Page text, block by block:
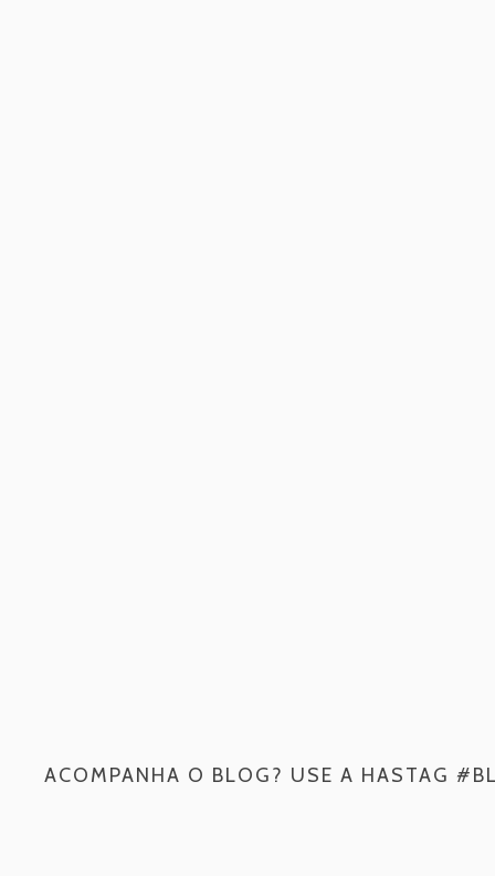
ACOMPANHA O BLOG? USE A HASTAG